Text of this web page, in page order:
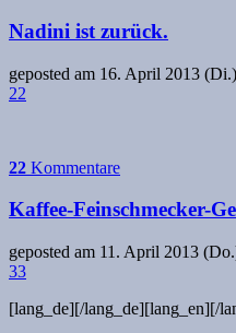
Nadini ist zurück.
geposted am 16. April 2013 (Di.)
22
22 Kommentare
Kaffee-Feinschmecker-
geposted am 11. April 2013
33
[lang_de][/lang_de][lang_en][/